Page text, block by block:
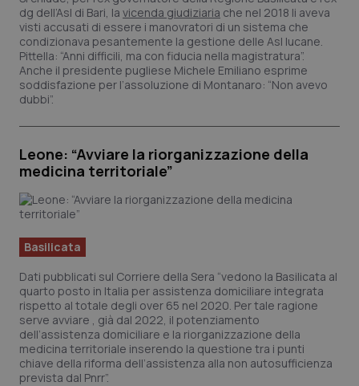
dg dell’Asl di Bari, la vicenda giudiziaria che nel 2018 li aveva
visti accusati di essere i manovratori di un sistema che
condizionava pesantemente la gestione delle Asl lucane.
Pittella: “Anni difficili, ma con fiducia nella magistratura”.
Anche il presidente pugliese Michele Emiliano esprime
soddisfazione per l’assoluzione di Montanaro: “Non avevo
dubbi”.
Leone: “Avviare la riorganizzazione della
medicina territoriale”
Basilicata
Dati pubblicati sul Corriere della Sera “vedono la Basilicata al
quarto posto in Italia per assistenza domiciliare integrata
rispetto al totale degli over 65 nel 2020. Per tale ragione
serve avviare , già dal 2022, il potenziamento
dell’assistenza domiciliare e la riorganizzazione della
medicina territoriale inserendo la questione tra i punti
chiave della riforma dell’assistenza alla non autosufficienza
prevista dal Pnrr”.